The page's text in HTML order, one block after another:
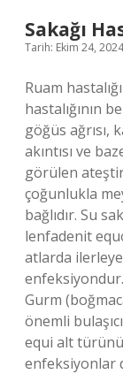
Sakağı
Tarih: Ekim 24, 2024
Ruam
hastalığının
göğüs ağrısı,
akıntısı ve
görülen
çoğunlukla
bağlıdır. Su
lenfadenit
atlarda
Gurm
önemli
equi alt
enfeksiyonlar